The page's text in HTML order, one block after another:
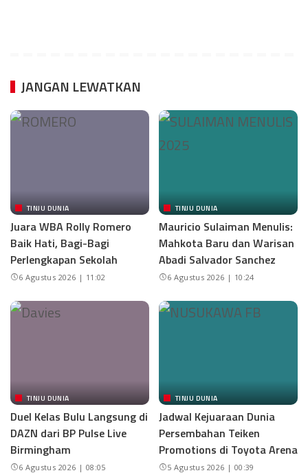
JANGAN LEWATKAN
TINJU DUNIA
Juara WBA Rolly Romero
Baik Hati, Bagi-Bagi
Perlengkapan Sekolah
6 Agustus 2026 | 11:02
TINJU DUNIA
Mauricio Sulaiman Menulis:
Mahkota Baru dan Warisan
Abadi Salvador Sanchez
6 Agustus 2026 | 10:24
TINJU DUNIA
Duel Kelas Bulu Langsung di
DAZN dari BP Pulse Live
Birmingham
6 Agustus 2026 | 08:05
TINJU DUNIA
Jadwal Kejuaraan Dunia
Persembahan Teiken
Promotions di Toyota Arena
5 Agustus 2026 | 00:39